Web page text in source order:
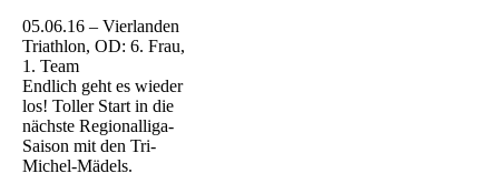
05.06.16 – Vierlanden
Triathlon, OD: 6. Frau,
1. Team
Endlich geht es wieder
los! Toller Start in die
nächste Regionalliga-
Saison mit den Tri-
Michel-Mädels.